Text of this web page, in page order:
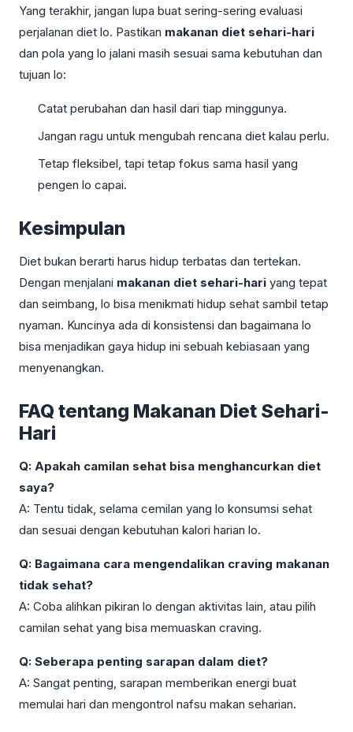
Yang terakhir, jangan lupa buat sering-sering evaluasi
perjalanan diet lo. Pastikan makanan diet sehari-hari
dan pola yang lo jalani masih sesuai sama kebutuhan dan
tujuan lo:
Catat perubahan dan hasil dari tiap minggunya.
Jangan ragu untuk mengubah rencana diet kalau perlu.
Tetap fleksibel, tapi tetap fokus sama hasil yang
pengen lo capai.
Kesimpulan
Diet bukan berarti harus hidup terbatas dan tertekan.
Dengan menjalani makanan diet sehari-hari yang tepat
dan seimbang, lo bisa menikmati hidup sehat sambil tetap
nyaman. Kuncinya ada di konsistensi dan bagaimana lo
bisa menjadikan gaya hidup ini sebuah kebiasaan yang
menyenangkan.
FAQ tentang Makanan Diet Sehari-
Hari
Q: Apakah camilan sehat bisa menghancurkan diet
saya?
A: Tentu tidak, selama cemilan yang lo konsumsi sehat
dan sesuai dengan kebutuhan kalori harian lo.
Q: Bagaimana cara mengendalikan craving makanan
tidak sehat?
A: Coba alihkan pikiran lo dengan aktivitas lain, atau pilih
camilan sehat yang bisa memuaskan craving.
Q: Seberapa penting sarapan dalam diet?
A: Sangat penting, sarapan memberikan energi buat
memulai hari dan mengontrol nafsu makan seharian.